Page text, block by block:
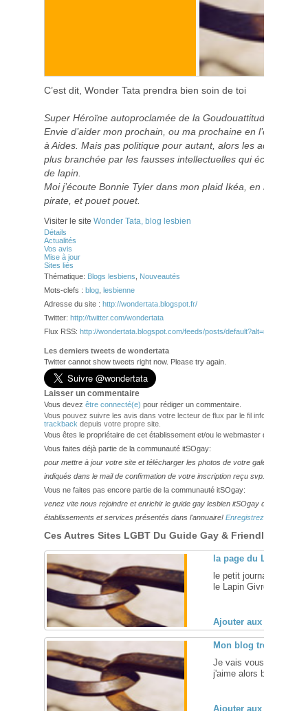
C’est dit, Wonder Tata prendra bien soin de toi
Super Héroïne autoproclamée de la Goudouattitude !
Envie d’aider mon prochain, ou ma prochaine en
à Aides. Mais pas politique pour autant, alors les actions
plus branchée par les fausses intellectuelles qui écoutent
de lapin.
Moi j’écoute Bonnie Tyler dans mon plaid Ikéa, en
pirate, et pouet pouet.
Visiter le site Wonder Tata, blog lesbien
Détails
Actualités
Vos avis
Mise à jour
Sites liés
Thématique: Blogs lesbiens
Nouveautés
Mots-clefs : blog lesbienne
Adresse du site : http://wondertata.blogspot.fr/
Twitter: http://twitter.com/wondertata
Flux RSS: http://wondertata.blogspot.com/feeds/posts/default?alt=rss
Les derniers tweets de wondertata
Twitter cannot show tweets right now. Please try again.
Laisser un commentaire
Vous devez être connecté(e) pour rédiger un commentaire.
Vous pouvez suivre les avis dans votre lecteur de flux par le fil info
trackback depuis votre propre site.
Vous êtes le propriétaire de cet établissement et/ou le webmaster de ce site?
Vous faites déjà partie de la communauté itSOgay:
pour mettre à jour votre site et télécharger les photos de votre galerie,
indiqués dans le mail de confirmation de votre inscription reçu svp.
Vous ne faites pas encore partie de la communauté itSOgay:
venez vite nous rejoindre et enrichir le guide gay lesbien itSOgay de vos
établissements et services présentés dans l'annuaire! Enregistrez-vous ici!
Ces Autres Sites LGBT Du Guide Gay & Friendly
la page du Lapin
le petit journal de
le Lapin Givré... ... [
Ajouter aux favoris
Mon blog tres gay
Je vais vous parler de
j'aime alors bonne
Ajouter aux favoris